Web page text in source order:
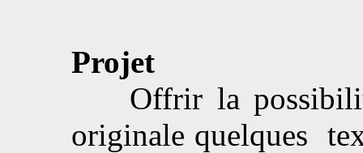
Projet
Offrir la
originale quelques